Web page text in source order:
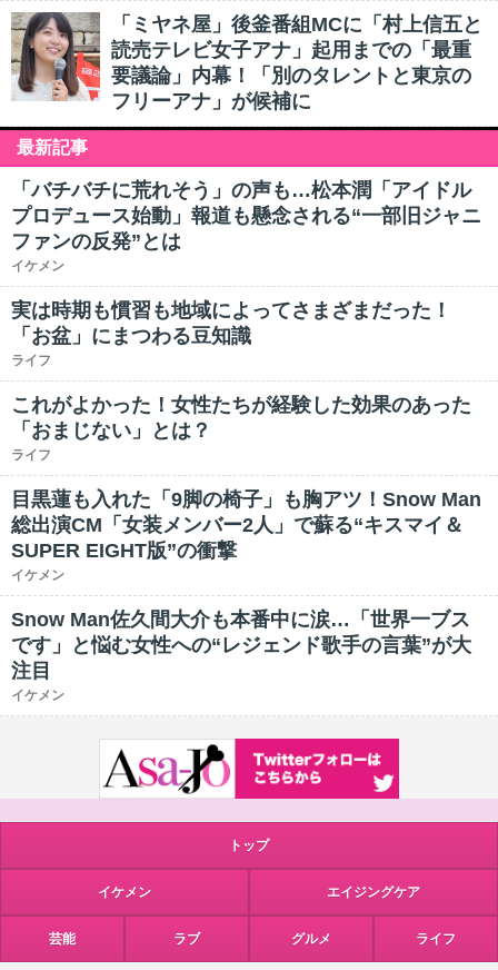
「ミヤネ屋」後釜番組MCに「村上信五と
読売テレビ女子アナ」起用までの「最重
要議論」内幕！「別のタレントと東京の
フリーアナ」が候補に
最新記事
「バチバチに荒れそう」の声も…松本潤「アイドル
プロデュース始動」報道も懸念される“一部旧ジャニ
ファンの反発”とは
イケメン
実は時期も慣習も地域によってさまざまだった！
「お盆」にまつわる豆知識
ライフ
これがよかった！女性たちが経験した効果のあった
「おまじない」とは？
ライフ
目黒蓮も入れた「9脚の椅子」も胸アツ！Snow Man
総出演CM「女装メンバー2人」で蘇る“キスマイ＆
SUPER EIGHT版”の衝撃
イケメン
Snow Man佐久間大介も本番中に涙…「世界一ブス
です」と悩む女性への“レジェンド歌手の言葉”が大
注目
イケメン
トップ
イケメン エイジングケア
芸能 ラブ グルメ ライフ